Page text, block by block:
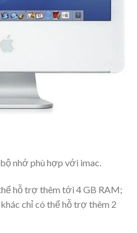
nhớ phù hợp với imac.
hỗ trợ thêm tới 4 GB RAM;
chỉ có thể hỗ trợ thêm 2